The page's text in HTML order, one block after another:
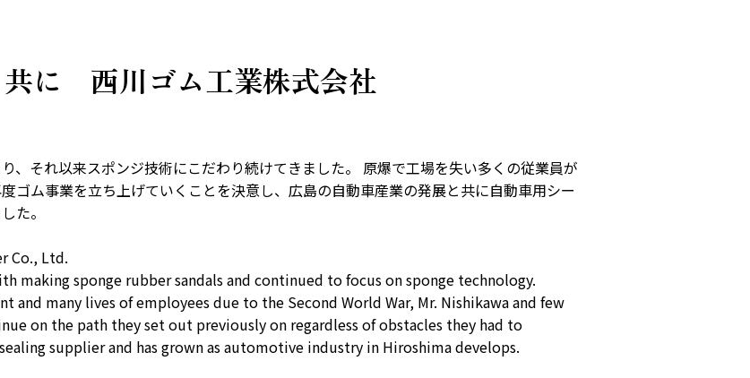
に 西川ゴム工業株式会社
、それ以来スポンジ技術にこだわり続けてきました。 原爆で工場を失い多くの従業員が
ゴム事業を立ち上げていくことを決意し、広島の自動車産業の発展と共に自動車用シー
た。
Co., Ltd.
making sponge rubber sandals and continued to focus on sponge technology.
and many lives of employees due to the Second World War, Mr. Nishikawa and few
on the path they set out previously on regardless of obstacles they had to
supplier and has grown as automotive industry in Hiroshima develops.